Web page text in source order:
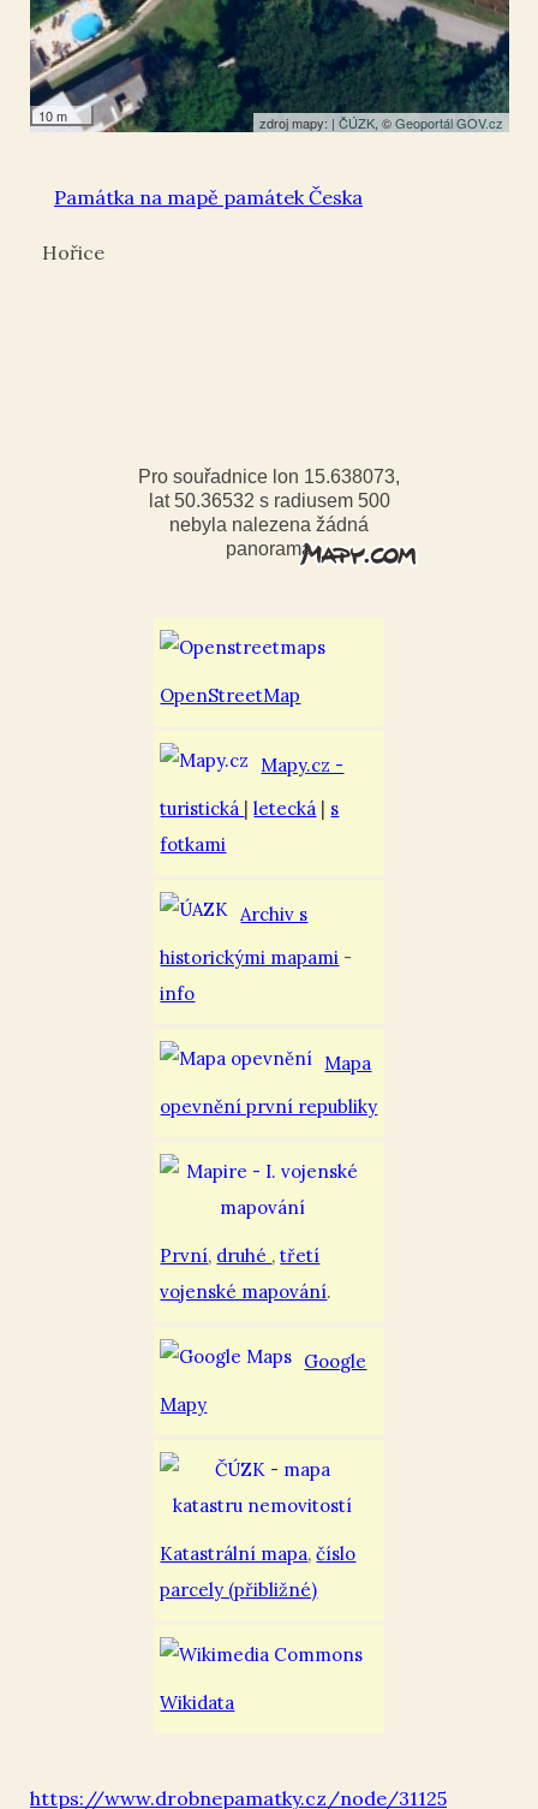
10 m zdroj mapy: | ČÚZK, ©Geoportál GOV.cz
Památka na mapě památek Česka
Hořice
Pro souřadnice lon 15.638073,
lat 50.36532 s radiusem 500
nebyla nalezena žádná
panorama
OpenStreetMap
Mapy.cz -
turistická
|letecká
s
fotkami
Archiv s
historickými mapami -
info
Mapa
opevnění první republiky
První, druhé ,třetí
vojenské mapování.
Google
Mapy
Katastrální mapa,číslo
parcely (přibližné)
Wikidata
https://www.drobnepamatky.cz/node/31125